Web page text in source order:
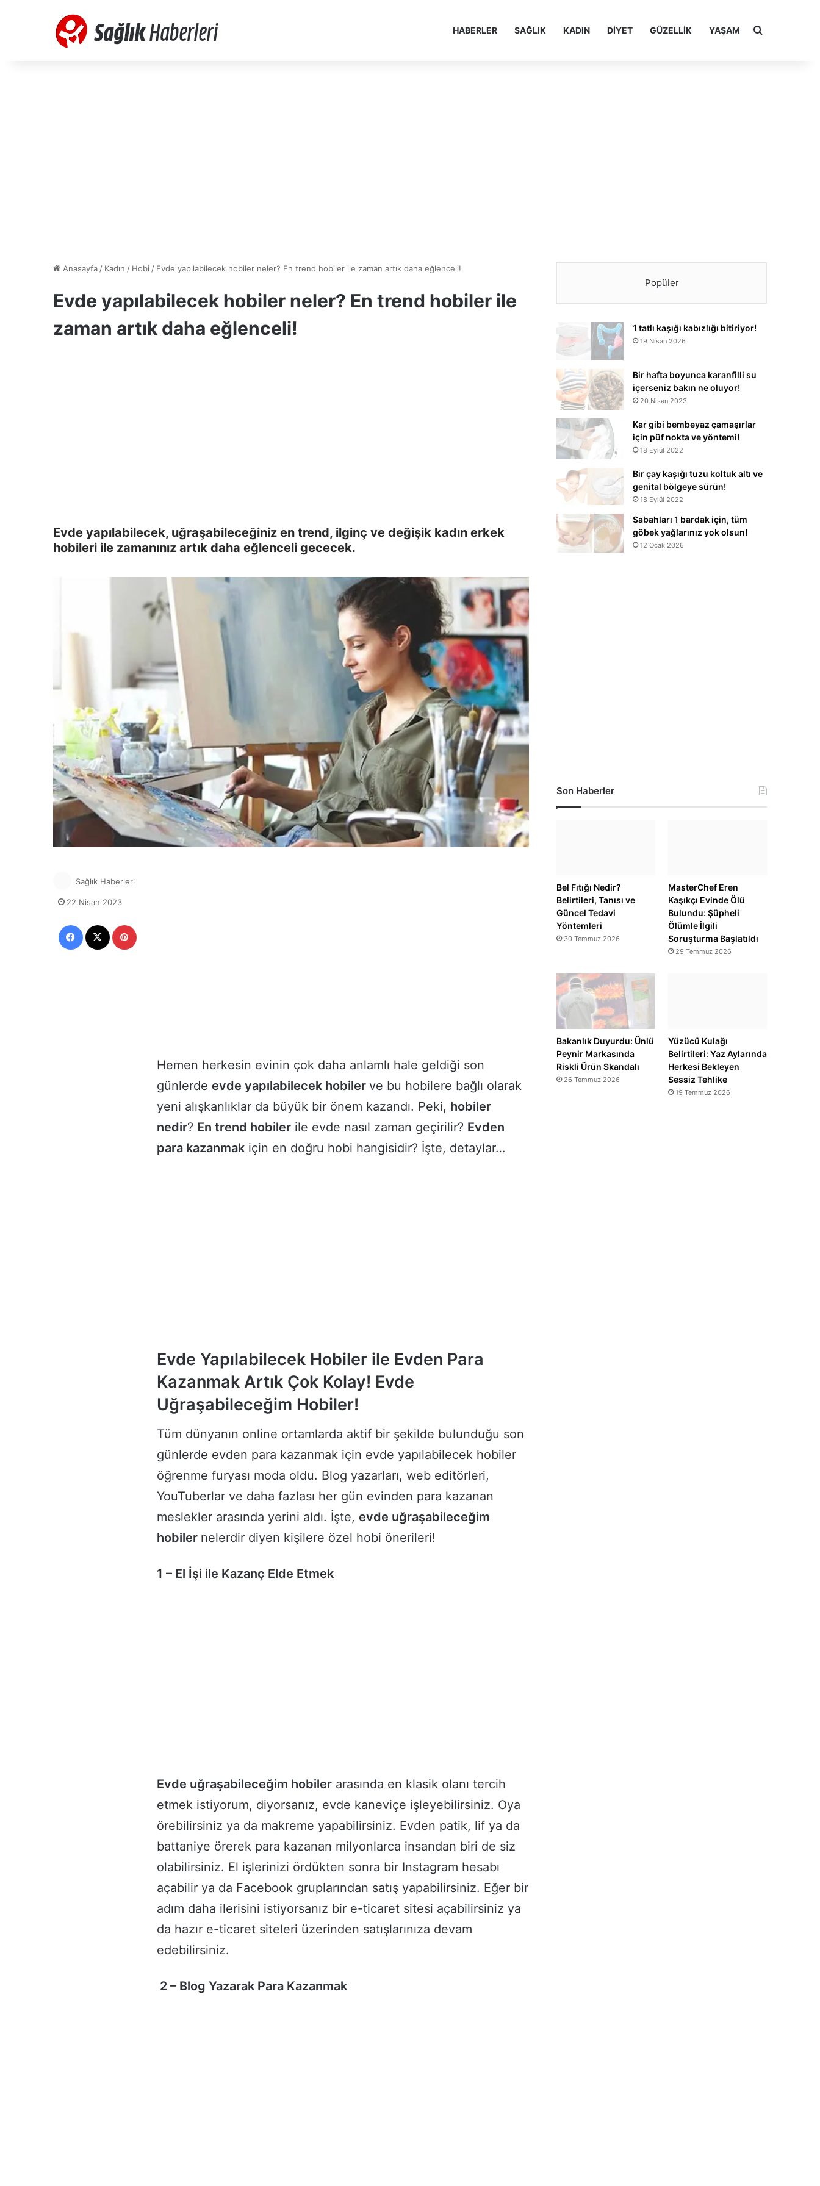
HABERLER SAĞLIK KADIN DIYET GÜZELLIK YAŞAM Arama yap
Anasayfa / Kadın / Hobi / Evde yapılabilecek hobiler neler? En trend hobiler ile zaman artık daha eğlenceli!
Evde yapılabilecek hobiler neler? En trend hobiler ile
zaman artık daha eğlenceli!
Evde yapılabilecek, uğraşabileceğiniz en trend, ilginç ve değişik kadın erkek
hobileri ile zamanınız artık daha eğlenceli gececek.
Hemen herkesin evinin çok daha anlamlı hale geldiği son
günlerde evde yapılabilecek hobiler ve bu hobilere bağlı olarak
yeni alışkanlıklar da büyük bir önem kazandı. Peki, hobiler
nedir? En trend hobiler ile evde nasıl zaman geçirilir? Evden
para kazanmak için en doğru hobi hangisidir? İşte, detaylar…
Evde Yapılabilecek Hobiler ile Evden Para
Kazanmak Artık Çok Kolay! Evde
Uğraşabileceğim Hobiler!
Tüm dünyanın online ortamlarda aktif bir şekilde bulunduğu son
günlerde evden para kazanmak için evde yapılabilecek hobiler
öğrenme furyası moda oldu. Blog yazarları, web editörleri,
YouTuberlar ve daha fazlası her gün evinden para kazanan
meslekler arasında yerini aldı. İşte, evde uğraşabileceğim
hobiler nelerdir diyen kişilere özel hobi önerileri!
1 – El İşi ile Kazanç Elde Etmek
Evde uğraşabileceğim hobiler arasında en klasik olanı tercih
etmek istiyorum, diyorsanız, evde kaneviçe işleyebilirsiniz. Oya
örebilirsiniz ya da makreme yapabilirsiniz. Evden patik, lif ya da
battaniye örerek para kazanan milyonlarca insandan biri de siz
olabilirsiniz. El işlerinizi ördükten sonra bir Instagram hesabı
açabilir ya da Facebook gruplarından satış yapabilirsiniz. Eğer bir
adım daha ilerisini istiyorsanız bir e-ticaret sitesi açabilirsiniz ya
da hazır e-ticaret siteleri üzerinden satışlarınıza devam
edebilirsiniz.
2 – Blog Yazarak Para Kazanmak
Sağlık Haberleri
22 Nisan 2023
Popüler
1 tatlı kaşığı kabızlığı bitiriyor!
19 Nisan 2026
Bir hafta boyunca karanfilli su
içerseniz bakın ne oluyor!
20 Nisan 2023
Kar gibi bembeyaz çamaşırlar
için püf nokta ve yöntemi!
18 Eylül 2022
Bir çay kaşığı tuzu koltuk altı ve
genital bölgeye sürün!
18 Eylül 2022
Sabahları 1 bardak için, tüm
göbek yağlarınız yok olsun!
12 Ocak 2026
Son Haberler
Bel Fıtığı Nedir?
Belirtileri, Tanısı ve
Güncel Tedavi
Yöntemleri
30 Temmuz 2026
MasterChef Eren
Kaşıkçı Evinde Ölü
Bulundu: Şüpheli
Ölümle İlgili
Soruşturma Başlatıldı
29 Temmuz 2026
Bakanlık Duyurdu: Ünlü
Peynir Markasında
Riskli Ürün Skandalı
26 Temmuz 2026
Yüzücü Kulağı
Belirtileri: Yaz Aylarında
Herkesi Bekleyen
Sessiz Tehlike
19 Temmuz 2026